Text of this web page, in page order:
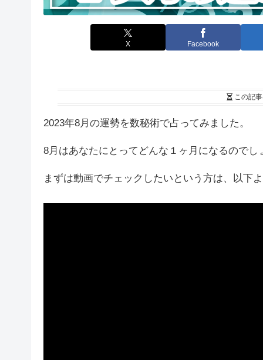
X Facebook
この記
2023年8月の運勢を数秘術で占ってみました。
8月はあなたにとってどんな１ヶ月になるのでし
まずは動画でチェックしたいという方は、以下